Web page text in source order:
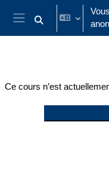
Passer au contenu principal
Panneau latéral
Activer/désactiver
Ce cours n’est